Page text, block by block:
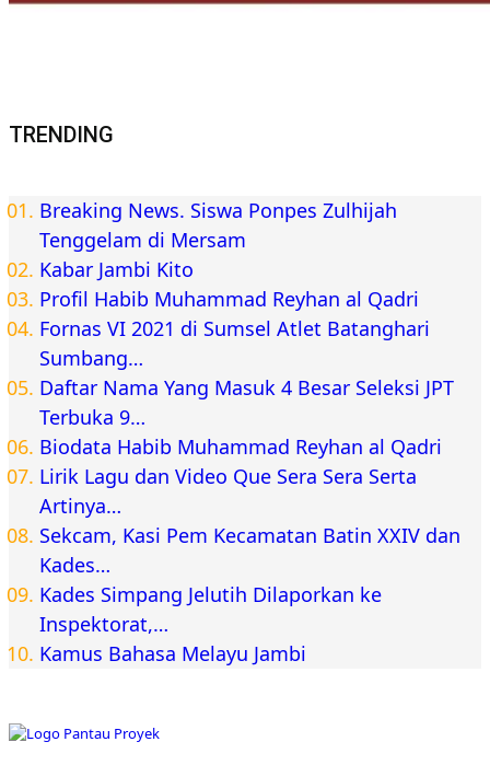
TRENDING
Breaking News. Siswa Ponpes Zulhijah
Tenggelam di Mersam
Kabar Jambi Kito
Profil Habib Muhammad Reyhan al Qadri
Fornas VI 2021 di Sumsel Atlet Batanghari
Sumbang…
Daftar Nama Yang Masuk 4 Besar Seleksi JPT
Terbuka 9…
Biodata Habib Muhammad Reyhan al Qadri
Lirik Lagu dan Video Que Sera Sera Serta
Artinya…
Sekcam, Kasi Pem Kecamatan Batin XXIV dan
Kades…
Kades Simpang Jelutih Dilaporkan ke
Inspektorat,…
Kamus Bahasa Melayu Jambi